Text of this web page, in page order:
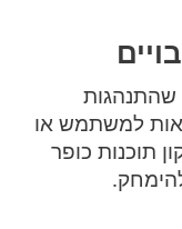
שהתנהגות
למשתמש או
תוכנות כופר